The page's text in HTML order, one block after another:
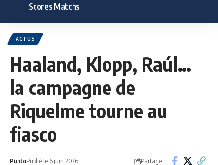
Scores Matchs
ACTUS
Haaland, Klopp, Raúl…
la campagne de
Riquelme tourne au
fiasco
PuntoPublié le 6 juin 2026 Partager